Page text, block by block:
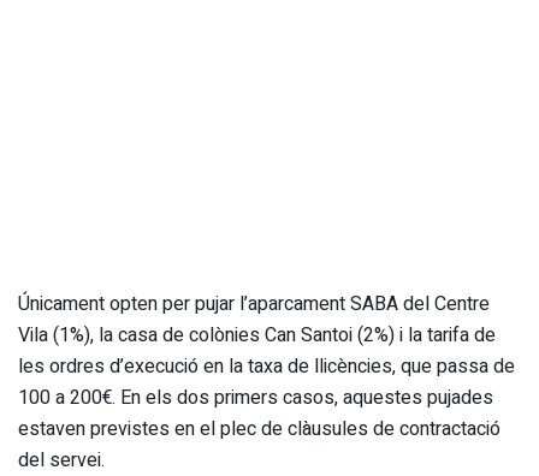
Únicament opten per pujar l’aparcament SABA del Centre
Vila (1%), la casa de colònies Can Santoi (2%) i la tarifa de
les ordres d’execució en la taxa de llicències, que passa de
100 a 200€. En els dos primers casos, aquestes pujades
estaven previstes en el plec de clàusules de contractació
del servei.